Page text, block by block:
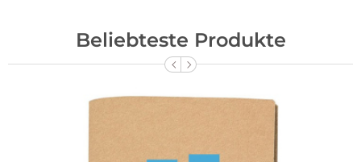
Beliebteste Produkte